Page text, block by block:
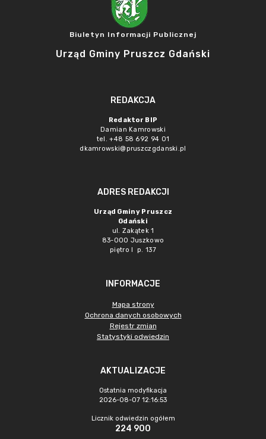
Biuletyn Informacji Publicznej
Urząd Gminy Pruszcz Gdański
REDAKCJA
Redaktor BIP
Damian Kamrowski
tel. +48 58 692 94 01
dkamrowski@pruszczgdanski.pl
ADRES REDAKCJI
Urząd Gminy Pruszcz
Gdański
ul. Zakątek 1
83-000 Juszkowo
piętro I p. 137
INFORMACJE
Mapa strony
Ochrona danych osobowych
Rejestr zmian
Statystyki odwiedzin
AKTUALIZACJE
Ostatnia modyfikacja
2026-08-07 12:16:53
Licznik odwiedzin ogółem
224 900